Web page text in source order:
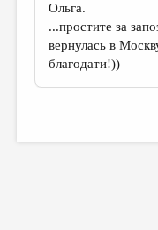
Ольга.
...простите за
вернулась в
благодати!))